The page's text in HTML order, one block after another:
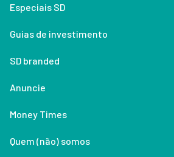
Especiais SD
Guias de investimento
SD branded
Anuncie
Money Times
Quem (não) somos